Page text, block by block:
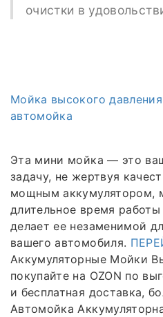
очистки в
Мойка высокого
автомойка
Эта мини мойка — это
задачу, не жертвуя
мощным аккумулятором,
длительное время
делает ее незаменимой
вашего автомобиля.
Аккумуляторные Мойки
покупайте на OZON по
и бесплатная доставка,
Автомойка